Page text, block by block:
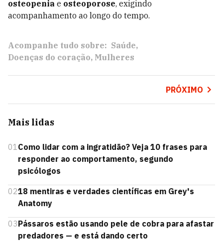
osteopenia e osteoporose, exigindo
acompanhamento ao longo do tempo.
Acompanhe tudo sobre: Saúde
Doenças do coração Mulheres
PRÓXIMO
Mais lidas
01Como lidar com a ingratidão? Veja 10 frases para
responder ao comportamento, segundo
psicólogos
0218 mentiras e verdades científicas em Grey's
Anatomy
03Pássaros estão usando pele de cobra para afastar
predadores — e está dando certo